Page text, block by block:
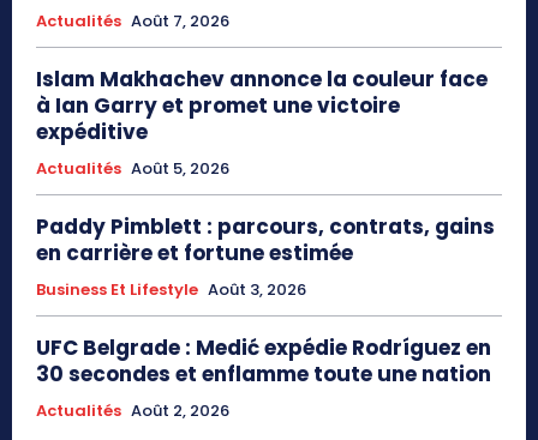
Actualités Août 7, 2026
Islam Makhachev annonce la couleur face
à Ian Garry et promet une victoire
expéditive
Actualités Août 5, 2026
Paddy Pimblett : parcours, contrats, gains
en carrière et fortune estimée
Business Et Lifestyle Août 3, 2026
UFC Belgrade : Medić expédie Rodríguez en
30 secondes et enflamme toute une nation
Actualités Août 2, 2026